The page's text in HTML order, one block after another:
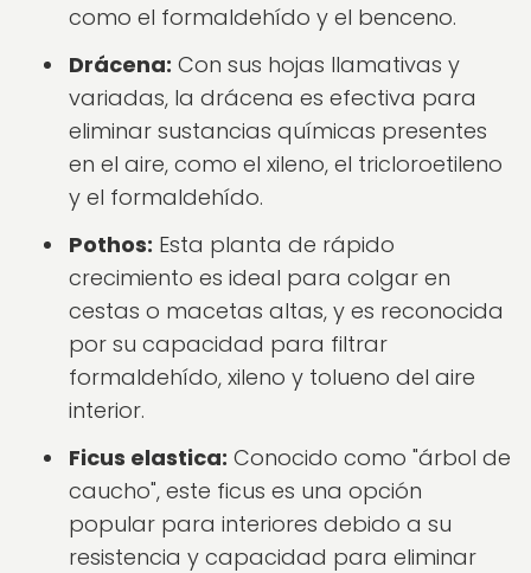
como el formaldehído y el benceno.
Drácena: Con sus hojas llamativas y
variadas, la drácena es efectiva para
eliminar sustancias químicas presentes
en el aire, como el xileno, el tricloroetileno
y el formaldehído.
Pothos: Esta planta de rápido
crecimiento es ideal para colgar en
cestas o macetas altas, y es reconocida
por su capacidad para filtrar
formaldehído, xileno y tolueno del aire
interior.
Ficus elastica: Conocido como "árbol de
caucho", este ficus es una opción
popular para interiores debido a su
resistencia y capacidad para eliminar